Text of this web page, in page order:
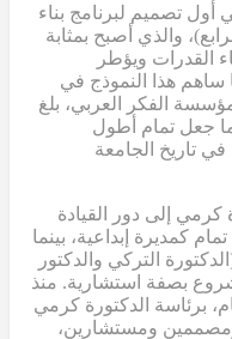
كرمي أول تصميم لبرنامج بناء
والذي أصبح بمثابة
القدرات ويؤطر
ساهم هذا النموذج في
الفكر العربي، بلغ
دولار، مما جعل تمام أطول
تاريخ الجامعة
الدكتورة كرمي إلى دور القيادة
كمديرة إبداعية، بينما
التركي والدكتور
بصفة استشارية. منذ
برئاسة الدكتورة كرمي
ومستشارين،